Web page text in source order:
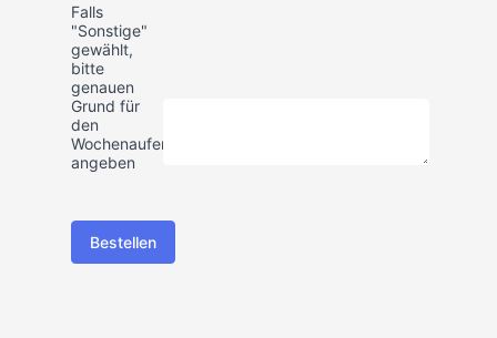
Falls
"Sonstige"
gewählt,
bitte
genauen
Grund für
den
Wochenaufenthalt
angeben
Bestellen